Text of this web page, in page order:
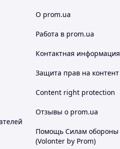
активность.
эксплуатации.
О prom.ua
Работа в prom.ua
Контактная информация
Защита прав на контент
Content right protection
Отзывы о prom.ua
Помощь Силам обороны
(Volonter by Prom)